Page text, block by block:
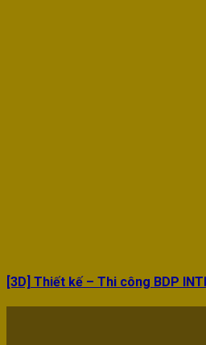
[3D] Thiết kế – Thi công BDP